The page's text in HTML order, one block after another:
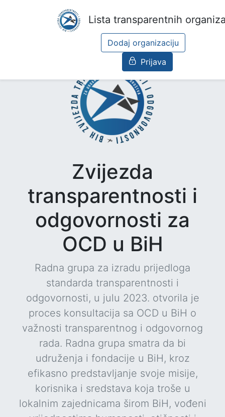
Lista transparentnih
Dodaj organizaciju
Prijava
Zvijezda
transparentnosti i
odgovornosti za
OCD u BiH
Radna grupa za izradu prijedloga
standarda transparentnosti i
odgovornosti, u julu 2023. otvorila je
proces konsultacija sa OCD u BiH o
važnosti transparentnog i odgovornog
rada. Radna grupa smatra da bi
udruženja i fondacije u BiH, kroz
efikasno predstavljanje svoje misije,
korisnika i sredstava koja troše u
lokalnim zajednicama širom BiH, vođeni